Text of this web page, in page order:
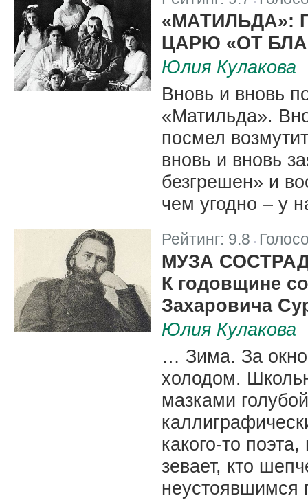
«МАТИЛЬДА»:
ЦАРЮ «ОТ
Юлия Кулакова
Вновь и вновь
«Матильда».
посмел
вновь и вновь
безгрешен» и
чем угодно – у
Рейтинг: 9.8
МУЗА
К годовщине
Захаровича
Юлия Кулакова
… Зима. За
холодом.
мазками
какого-то
зевает, кто
неустоявшимся